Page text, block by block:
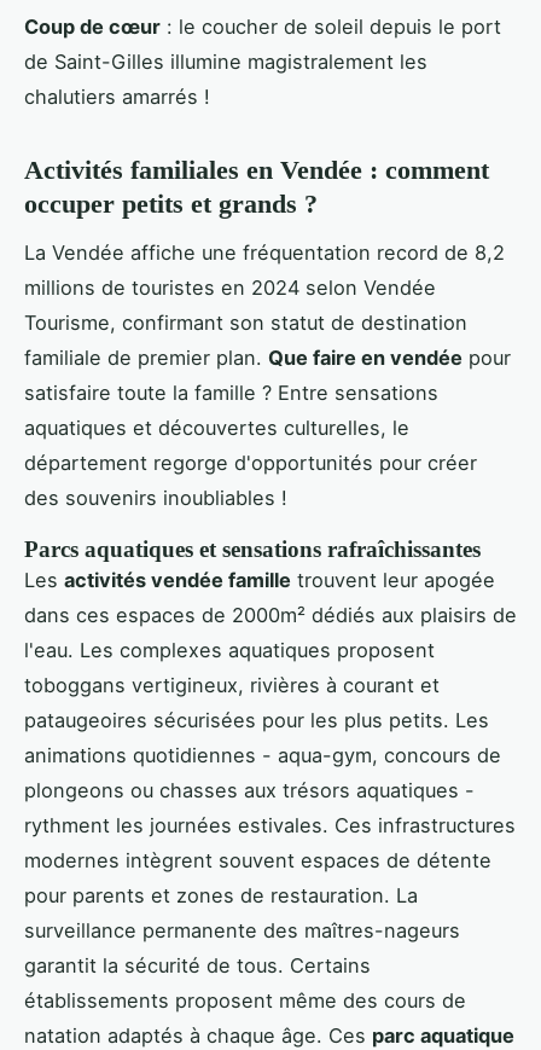
Coup de cœur : le coucher de soleil depuis le port
de Saint-Gilles illumine magistralement les
chalutiers amarrés !
Activités familiales en Vendée : comment
occuper petits et grands ?
La Vendée affiche une fréquentation record de 8,2
millions de touristes en 2024 selon Vendée
Tourisme, confirmant son statut de destination
familiale de premier plan. Que faire en vendée pour
satisfaire toute la famille ? Entre sensations
aquatiques et découvertes culturelles, le
département regorge d'opportunités pour créer
des souvenirs inoubliables !
Parcs aquatiques et sensations rafraîchissantes
Les activités vendée famille trouvent leur apogée
dans ces espaces de 2000m² dédiés aux plaisirs de
l'eau. Les complexes aquatiques proposent
toboggans vertigineux, rivières à courant et
pataugeoires sécurisées pour les plus petits. Les
animations quotidiennes - aqua-gym, concours de
plongeons ou chasses aux trésors aquatiques -
rythment les journées estivales. Ces infrastructures
modernes intègrent souvent espaces de détente
pour parents et zones de restauration. La
surveillance permanente des maîtres-nageurs
garantit la sécurité de tous. Certains
établissements proposent même des cours de
natation adaptés à chaque âge. Ces parc aquatique